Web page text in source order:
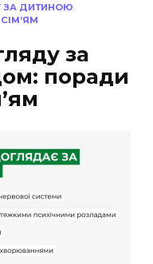
ЗА ДИТИНОЮ
за
поради